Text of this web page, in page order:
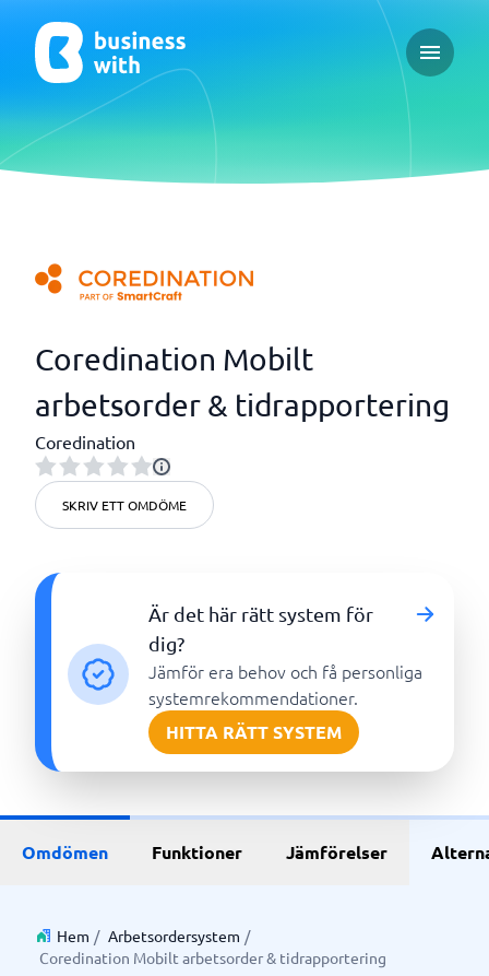
Open
Coredination Mobilt
arbetsorder & tidrapportering
Coredination
SKRIV ETT OMDÖME
Är det här rätt system för
dig?
Jämför era behov och få personliga
systemrekommendationer.
HITTA RÄTT SYSTEM
Omdömen Funktioner Jämförelser
Hem / Arbetsordersystem /
Coredination Mobilt arbetsorder & tidrapportering